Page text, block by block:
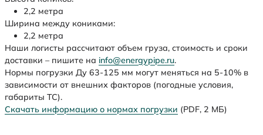
2,2 метра
Ширина между кониками:
2,2 метра
Наши логисты рассчитают объем груза, стоимость и сроки
доставки – пишите на info@energypipe.ru.
Нормы погрузки Ду 63-125 мм могут меняться на 5-10% в
зависимости от внешних факторов (погодные условия,
габариты ТС).
Скачать информацию о нормах погрузки (PDF, 2 МБ)